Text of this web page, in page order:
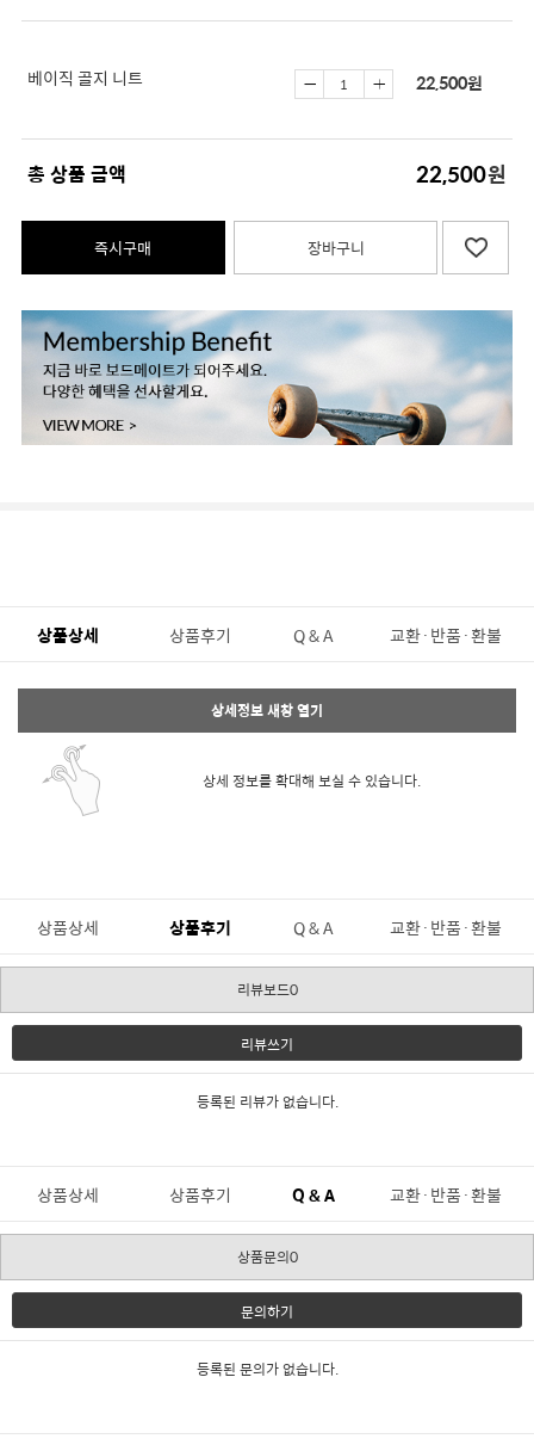
베이직 골지 니트 22,500원
총 상품 금액 22,500원
즉시구매 장바구니
상품상세 상품후기 Q & A 교환·반품·환불
상세정보 새창 열기
상세 정보를 확대해 보실 수 있습니다.
상품상세 상품후기 Q & A 교환·반품·환불
리뷰보드0
리뷰쓰기
등록된 리뷰가 없습니다.
상품상세 상품후기 Q & A 교환·반품·환불
상품문의0
문의하기
등록된 문의가 없습니다.